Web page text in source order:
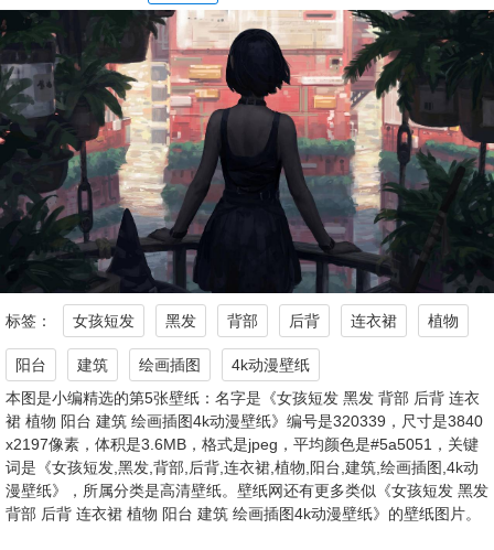
标签： 女孩短发 黑发 背部 后背 连衣裙 植物
阳台 建筑 绘画插图
4k动漫壁纸
本图是小编精选的第5张壁纸：名字是《女孩短发 黑发 背部 后背 连衣
裙 植物 阳台 建筑 绘画插图4k动漫壁纸》编号是320339，尺寸是3840
x2197像素，体积是3.6MB，格式是jpeg，平均颜色是#5a5051，关键
词是《女孩短发,黑发,背部,后背,连衣裙,植物,阳台,建筑,绘画插图,4k动
漫壁纸》，所属分类是高清壁纸。壁纸网还有更多类似《女孩短发 黑发
背部 后背 连衣裙 植物 阳台 建筑 绘画插图4k动漫壁纸》的壁纸图片。